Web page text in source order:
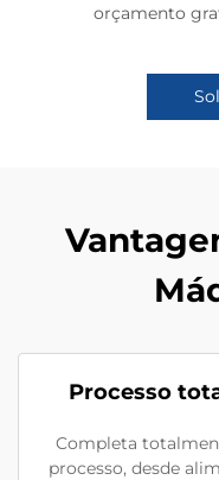
orçamento
Processo
Completa
processo, desde